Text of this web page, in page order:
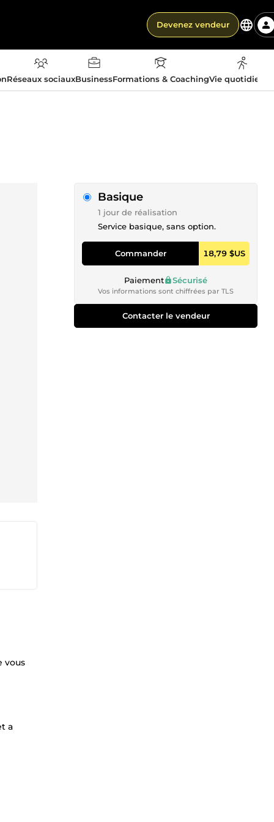
Devenez vendeur
Réseaux sociauxBusinessFormations & CoachingVie
vous
a
Basique
1 jour de réalisation
Service basique, sans option.
Commander 18,79 $US
Paiement Sécurisé
Vos informations sont chiffrées par TLS
Contacter le vendeur